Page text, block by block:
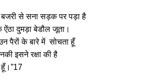
से सना सड़क पर पड़ा है
ऐंठा दुमड़ा बेडौल जूता।
पैरों के बारे में सोचता हूँ
इसने रक्षा की है
”17